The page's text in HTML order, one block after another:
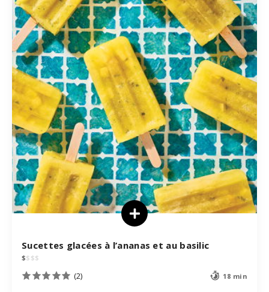
Sucettes glacées à l’ananas et au basilic
$$ $$
(2) 18 min